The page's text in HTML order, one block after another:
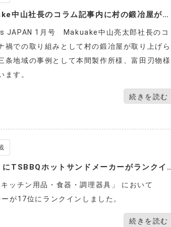
Forbes JAPANのMakuake中山社長のコラム記事内に村の鍛冶屋が登場しました。
JAPAN 1月号 Makuake中山亮太郎社長のコ
禍での取り組みとして村の鍛冶屋が取り上げら
条地域の事例として本間製作所様、富田刃物様
ます。
続きを読む
楽天年間ランキング2020 に
ッチン用品・食器・調理器具」 において
が17位にランクインしました。
続きを読む